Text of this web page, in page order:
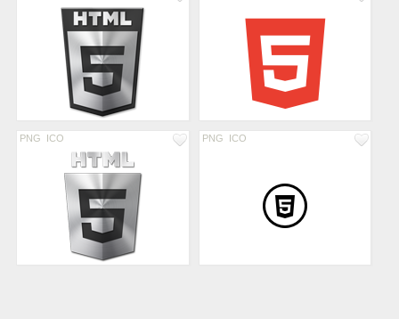
PNG ICO PNG ICO